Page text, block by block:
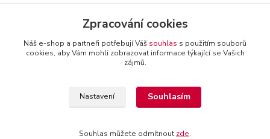
oTTo interier s.r.o. +420 774 116 144
Obchodní podmínky-Reklamační řád
Zpracování cookies
Náš e-shop a partneři potřebují Váš souhlas s použitím souborů
cookies, aby Vám mohli zobrazovat informace týkající se Vašich
zájmů.
Nastavení Souhlasím
Souhlas můžete odmítnout zde.